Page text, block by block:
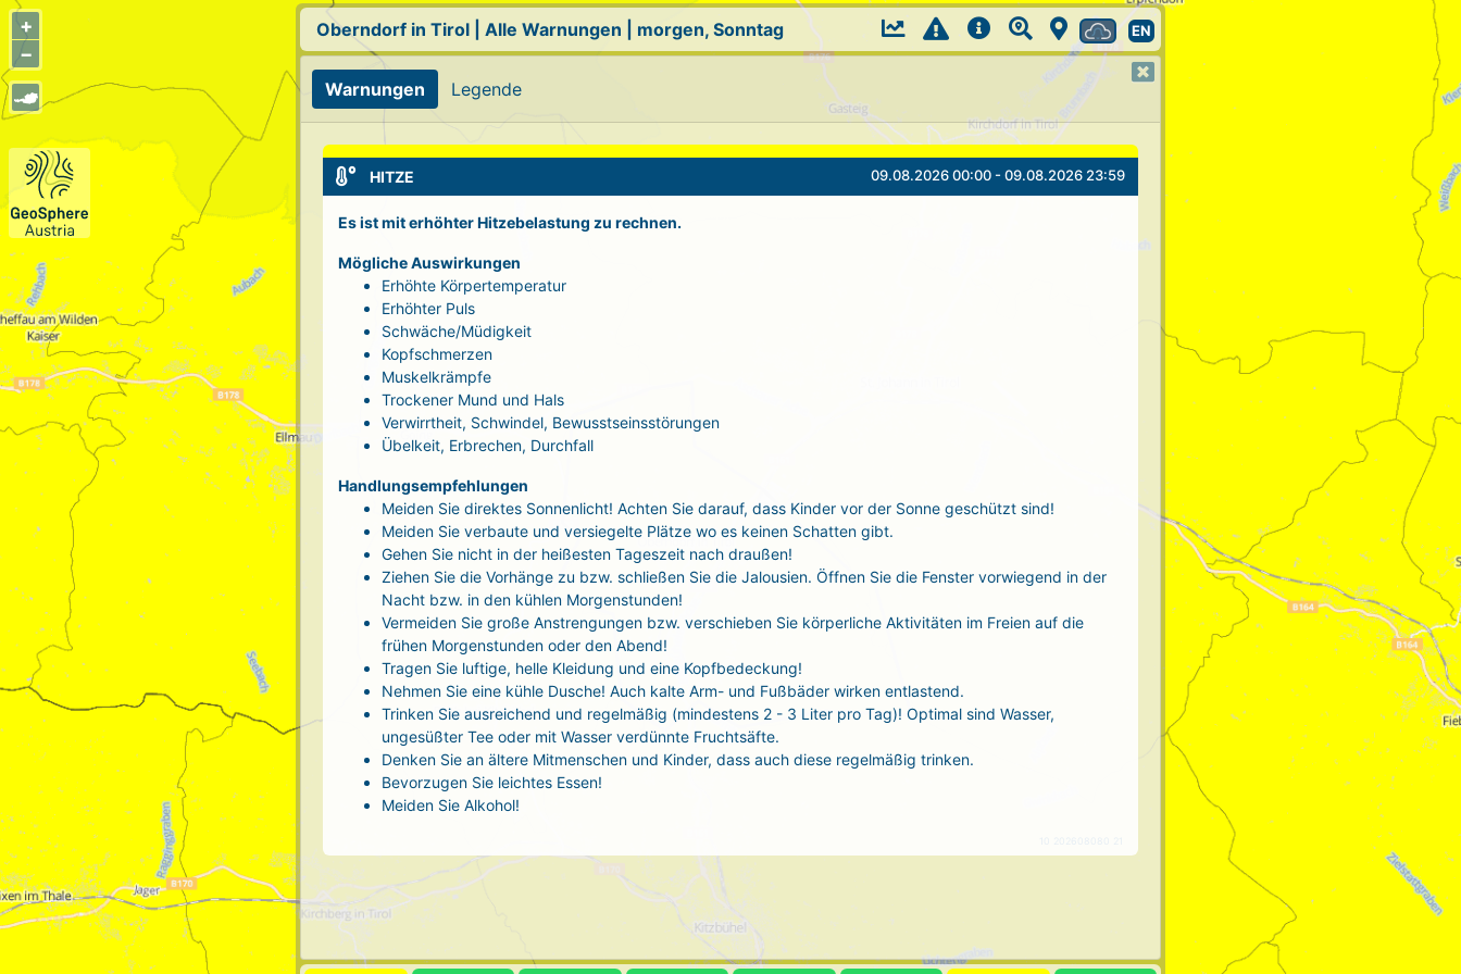
+
−
Oberndorf in Tirol Alle Warnungen morgen, Sonntag EN
Warnungen Legende
HITZE 09.08.2026 00:00 - 09.08.2026 23:59
Es ist mit erhöhter Hitzebelastung zu rechnen.
Mögliche Auswirkungen
Erhöhte Körpertemperatur
Erhöhter Puls
Schwäche/Müdigkeit
Kopfschmerzen
Muskelkrämpfe
Trockener Mund und Hals
Verwirrtheit, Schwindel, Bewusstseinsstörungen
Übelkeit, Erbrechen, Durchfall
Handlungsempfehlungen
Meiden Sie direktes Sonnenlicht! Achten Sie darauf, dass Kinder vor der Sonne geschützt sind!
Meiden Sie verbaute und versiegelte Plätze wo es keinen Schatten gibt.
Gehen Sie nicht in der heißesten Tageszeit nach draußen!
Ziehen Sie die Vorhänge zu bzw. schließen Sie die Jalousien. Öffnen Sie die Fenster vorwiegend in der
Nacht bzw. in den kühlen Morgenstunden!
Vermeiden Sie große Anstrengungen bzw. verschieben Sie körperliche Aktivitäten im Freien auf die
frühen Morgenstunden oder den Abend!
Tragen Sie luftige, helle Kleidung und eine Kopfbedeckung!
Nehmen Sie eine kühle Dusche! Auch kalte Arm- und Fußbäder wirken entlastend.
Trinken Sie ausreichend und regelmäßig (mindestens 2 - 3 Liter pro Tag)! Optimal sind Wasser,
ungesüßter Tee oder mit Wasser verdünnte Fruchtsäfte.
Denken Sie an ältere Mitmenschen und Kinder, dass auch diese regelmäßig trinken.
Bevorzugen Sie leichtes Essen!
Meiden Sie Alkohol!